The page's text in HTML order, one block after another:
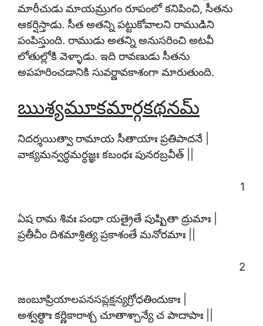
మారీచుడు మాయమ్రుగం రూపంలో కనిపించి, సీతను
ఆకర్షిస్తాడు. సీత అతన్ని పట్టుకోవాలని రాముడిని
పంపిస్తుంది. రాముడు అతన్ని అనుసరించి అటవీ
లోతుల్లోకి వెళ్ళాడు. ఇది రావణుడు సీతను
అపహరించడానికి సువర్ణావకాశంగా మారుతుంది.
ఋశ్యమూకమార్గకథనమ్
నిదర్శయిత్వా రామాయ సీతాయాః ప్రతిపాదనే |
వాక్యమన్వర్థమర్థజ్ఞః కబంధః పునరబ్రవీత్ ||
1
ఏష రామ శివః పంథా యత్రైతే పుష్పితా ద్రుమాః |
ప్రతీచీం దిశమాశ్రిత్య ప్రకాశంతే మనోరమాః ||
2
జంబూప్రియాలపనసప్లక్షన్యగ్రోధతిందుకాః |
అశ్వత్థాః కర్ణికారాశ్చ చూతాశ్చాన్యే చ పాదాపాః ||